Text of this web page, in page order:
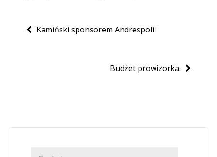
Nawigacja
Kamiński sponsorem Andrespolii
Budżet prowizorka.